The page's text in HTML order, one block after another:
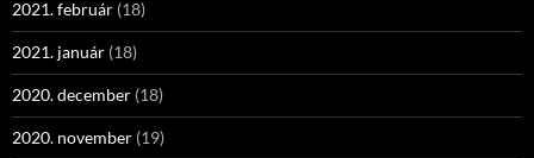
2021. február (18)
2021. január (18)
2020. december (18)
2020. november (19)